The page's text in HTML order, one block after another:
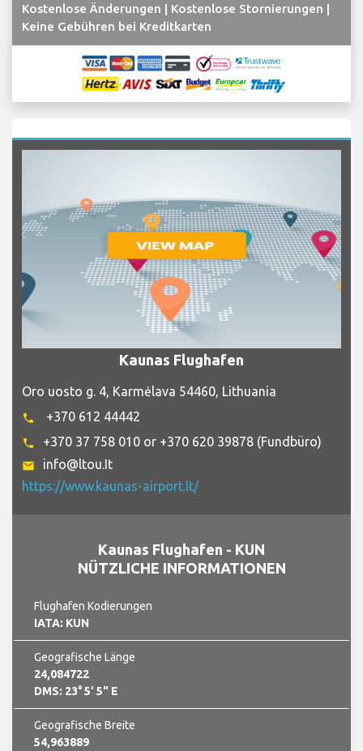
Kostenlose Änderungen | Kostenlose Stornierungen |
Keine Gebühren bei Kreditkarten
Kaunas Flughafen
Oro uosto g. 4, Karmėlava 54460, Lithuania
phone +370 612 44442
phone +370 37 758 010 or +370 620 39878 (Fundbüro)
email
info@ltou.It
https://www.kaunas-airport.lt/
Kaunas Flughafen - KUN
NÜTZLICHE INFORMATIONEN
Flughafen Kodierungen
IATA: KUN
Geografische Länge
24,084722
DMS: 23° 5’ 5" E
Geografische Breite
54,963889